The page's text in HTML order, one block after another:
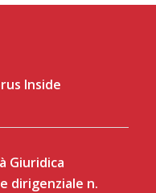
Inside
Giuridica
dirigenziale n.